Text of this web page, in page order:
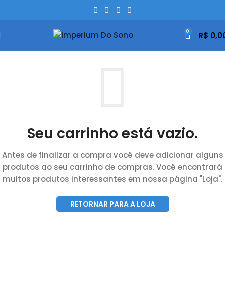
0 R$
Seu carrinho está vazio.
Antes de finalizar a compra você deve adicionar alguns
produtos ao seu carrinho de compras.Você encontrará
muitos produtos interessantes em nossa página "Loja".
RETORNAR PARA A LOJA